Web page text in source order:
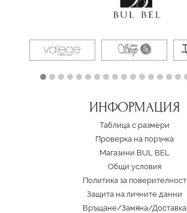
ИНФОРМАЦИЯ
Таблица с размери
Проверка на поръчка
Магазини BUL BEL
Oбщи условия
Политика за поверителност
Защита на личните данни
Връщане/Замяна/Доставка